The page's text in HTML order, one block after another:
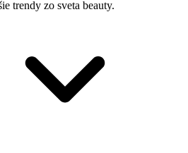
trendy zo sveta beauty.